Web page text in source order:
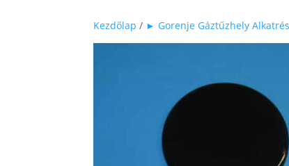
Kezdőlap / ► Gorenje Gáztűzhely